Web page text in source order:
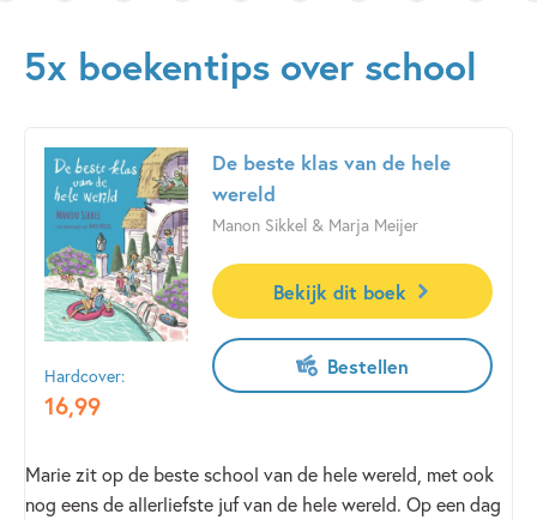
5x boekentips over school
Hardcover:
16,99
De beste klas van de hele
wereld
Manon Sikkel & Marja Meijer
Bekijk dit boek
Bestellen
Marie zit op de beste school van de hele wereld, met ook
nog eens de allerliefste juf van de hele wereld. Op een dag